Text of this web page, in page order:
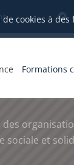
cookies à
Formations
et